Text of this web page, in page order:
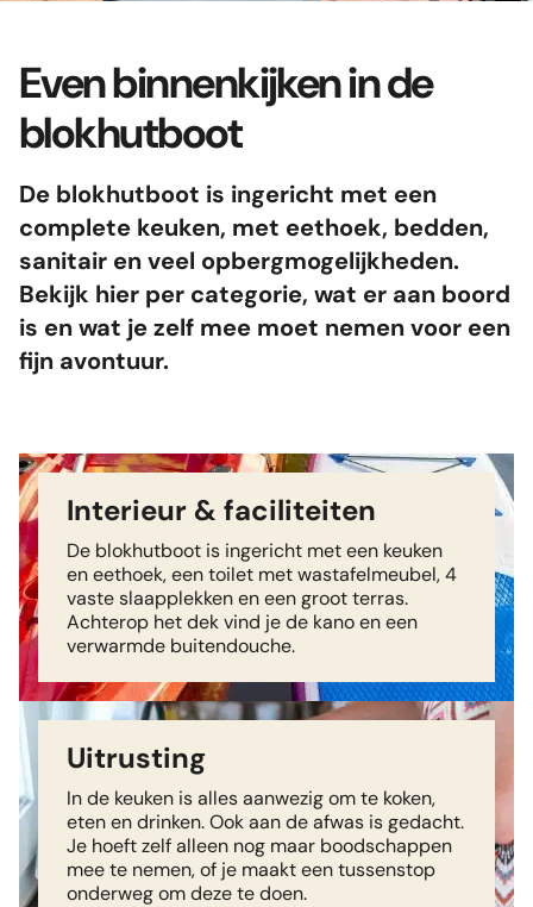
Even binnenkijken in de
blokhutboot
De blokhutboot is ingericht met een
complete keuken, met eethoek, bedden,
sanitair en veel opbergmogelijkheden.
Bekijk hier per categorie, wat er aan boord
is en wat je zelf mee moet nemen voor een
fijn avontuur.
Interieur & faciliteiten
De blokhutboot is ingericht met een keuken
en eethoek, een toilet met wastafelmeubel, 4
vaste slaapplekken en een groot terras.
Achterop het dek vind je de kano en een
verwarmde buitendouche.
Uitrusting
In de keuken is alles aanwezig om te koken,
eten en drinken. Ook aan de afwas is gedacht.
Je hoeft zelf alleen nog maar boodschappen
mee te nemen, of je maakt een tussenstop
onderweg om deze te doen.